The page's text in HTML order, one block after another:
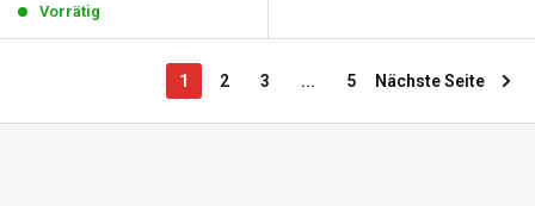
Vorrätig
1 2 3 ... 5 Nächste Seite